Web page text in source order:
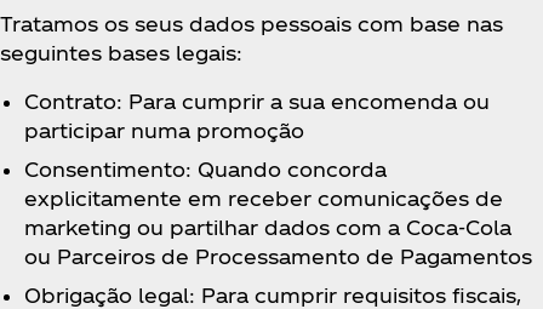
Tratamos os seus dados pessoais com base nas
seguintes bases legais:
Contrato: Para cumprir a sua encomenda ou
participar numa promoção
Consentimento: Quando concorda
explicitamente em receber comunicações de
marketing ou partilhar dados com a Coca‑Cola
ou Parceiros de Processamento de Pagamentos
Obrigação legal: Para cumprir requisitos fiscais,